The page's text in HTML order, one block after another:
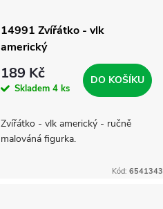
14991 Zvířátko - vlk
americký
189 Kč
Skladem 4 ks
DO KOŠÍKU
Zvířátko - vlk americký - ručně
malováná figurka.
Kód: 6541343